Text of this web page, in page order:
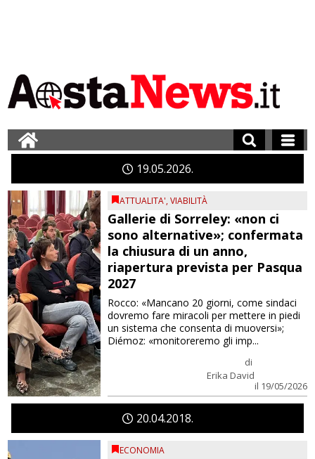
1905 2026
ATTUALITA',VIABILITÀ
Gallerie di Sorreley: «non ci
sono alternative»; confermata
la chiusura di un anno,
riapertura prevista per Pasqua
2027
di
Erika David
il 19/05/2026
Rocco: «Mancano 20 giorni, come sindaci
dovremo fare miracoli per mettere in piedi
un sistema che consenta di muoversi»;
Diémoz: «monitoreremo gli imp...
2004 2018
ECONOMIA